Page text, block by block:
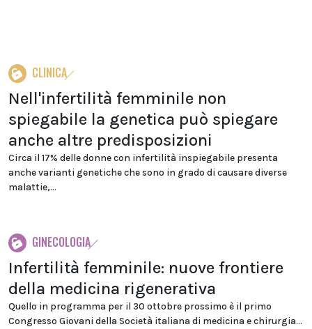
CLINICA
Nell'infertilità femminile non
spiegabile la genetica può spiegare
anche altre predisposizioni
Circa il 17% delle donne con infertilità inspiegabile presenta
anche varianti genetiche che sono in grado di causare diverse
malattie,...
GINECOLOGIA
Infertilità femminile: nuove frontiere
della medicina rigenerativa
Quello in programma per il 30 ottobre prossimo è il primo
Congresso Giovani della Società italiana di medicina e chirurgia...